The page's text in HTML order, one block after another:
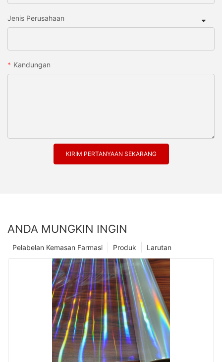
Jenis Perusahaan
Kandungan
KIRIM PERTANYAAN SEKARANG
ANDA MUNGKIN INGIN
Larutan
Produk
Pelabelan Kemasan Farmasi